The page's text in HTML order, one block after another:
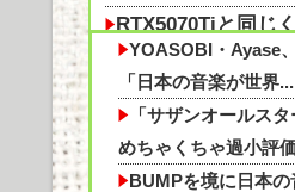
RTX5070Tiと同じ
【悲報】ぼく「才
今始めどきのスマ
【SSD】1TBで
日本一うまいラー
YOASOBI・Ayase
「日本の音楽が世界...
「サザンオールス
めちゃくちゃ過小評
BUMPを境に日本